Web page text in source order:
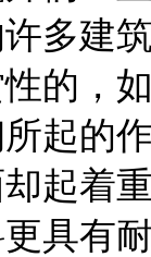
多建
的，
起的
起着
具有